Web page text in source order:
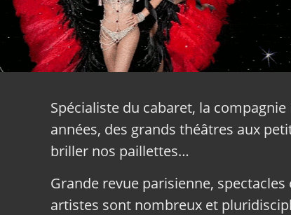
Spécialiste du cabaret, la compagnie
années, des grands théâtres aux
briller nos paillettes…
Grande revue parisienne,
artistes sont nombreux et